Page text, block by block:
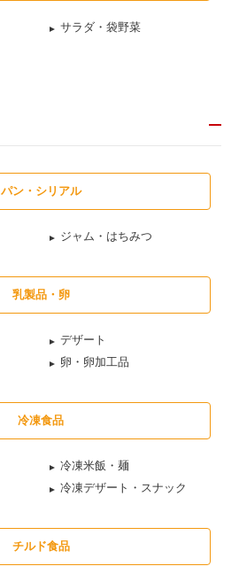
サラダ・袋野菜
パン・シリアル
ジャム・はちみつ
乳製品・卵
デザート
卵・卵加工品
冷凍食品
冷凍米飯・麺
冷凍デザート・スナック
チルド食品